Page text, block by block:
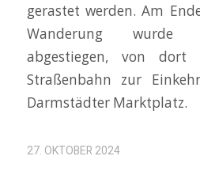
gerastet werden. Am
Wanderung wurde
abgestiegen, von
Straßenbahn zur
Darmstädter Marktplatz.
27. OKTOBER 2024